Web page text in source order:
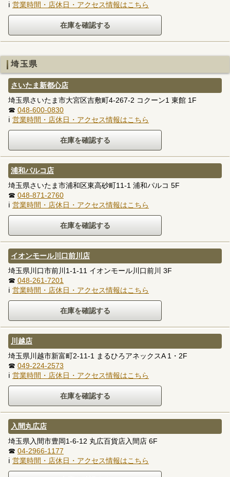
ℹ 営業時間・店休日・アクセス情報はこちら
埼玉県
さいたま新都心店
埼玉県さいたま市大宮区吉敷町4-267-2 コクーン1 東館 1F
☎ 048-600-0830
ℹ 営業時間・店休日・アクセス情報はこちら
浦和パルコ店
埼玉県さいたま市浦和区東高砂町11-1 浦和パルコ 5F
☎ 048-871-2760
ℹ 営業時間・店休日・アクセス情報はこちら
イオンモール川口前川店
埼玉県川口市前川1-1-11 イオンモール川口前川 3F
☎ 048-261-7201
ℹ 営業時間・店休日・アクセス情報はこちら
川越店
埼玉県川越市新富町2-11-1 まるひろアネックスA 1・2F
☎ 049-224-2573
ℹ 営業時間・店休日・アクセス情報はこちら
入間丸広店
埼玉県入間市豊岡1-6-12 丸広百貨店入間店 6F
☎ 04-2966-1177
ℹ 営業時間・店休日・アクセス情報はこちら